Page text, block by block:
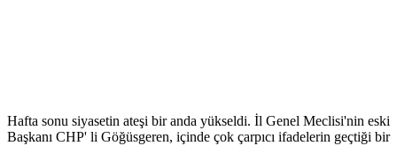
Hafta sonu siyasetin ateşi bir anda yükseldi. İl Genel Meclisi'nin eski
Başkanı CHP' li Göğüsgeren, içinde çok çarpıcı ifadelerin geçtiği bir